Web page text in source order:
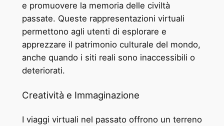
e promuovere la memoria delle civiltà
passate. Queste rappresentazioni virtuali
permettono agli utenti di esplorare e
apprezzare il patrimonio culturale del mondo,
anche quando i siti reali sono inaccessibili o
deteriorati.
Creatività e Immaginazione
I viaggi virtuali nel passato offrono un terreno